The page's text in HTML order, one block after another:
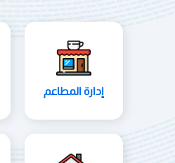
إدارة المطاعم